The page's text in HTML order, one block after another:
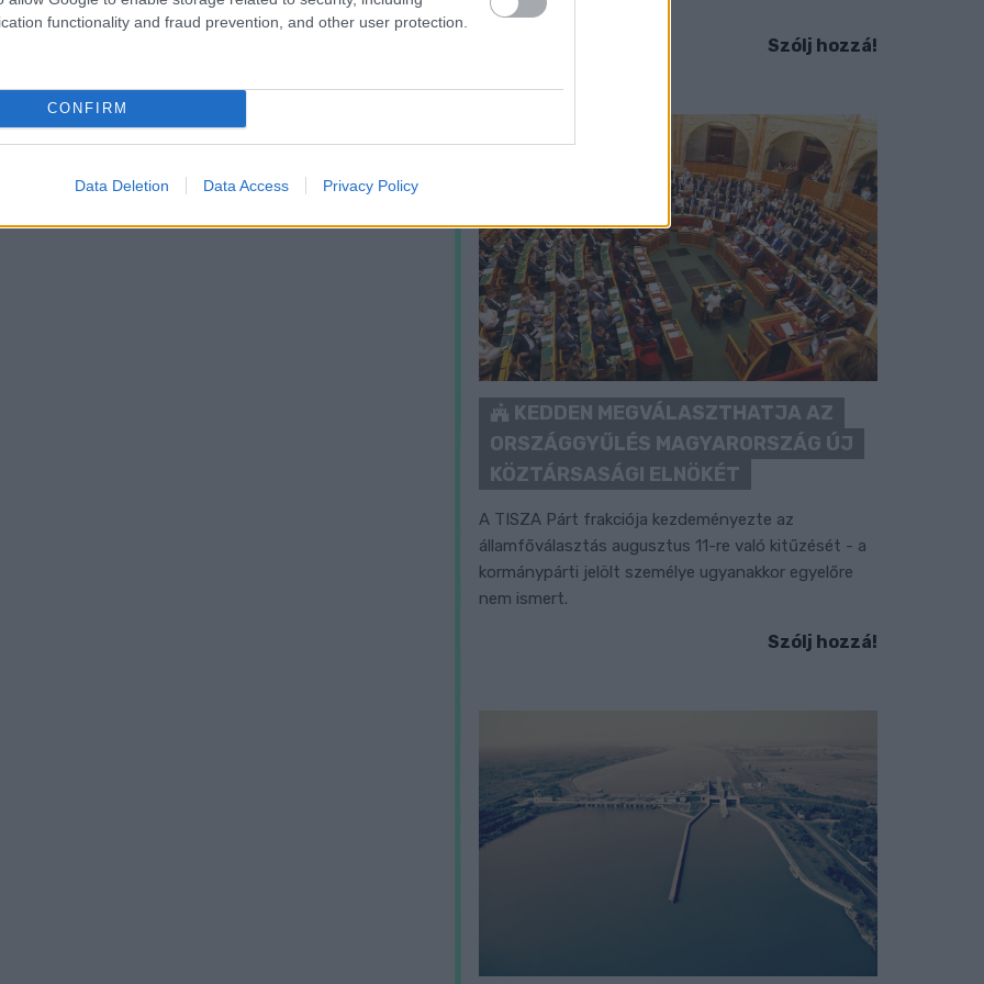
functionality and fraud prevention, and other user protection.
CONFIRM
Data Deletion Data Access Privacy Policy
Szólj hozzá!
KEDDEN MEGVÁLASZTHATJA AZ
ORSZÁGGYŰLÉS MAGYARORSZÁG ÚJ
KÖZTÁRSASÁGI ELNÖKÉT
A TISZA Párt frakciója kezdeményezte az
államfőválasztás augusztus 11-re való kitűzését - a
kormánypárti jelölt személye ugyanakkor egyelőre
nem ismert.
Szólj hozzá!